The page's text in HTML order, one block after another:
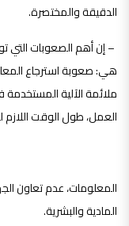
الدقيقة والمختصرة.
– إن أهم الصعوبات التي
هي: صعوبة استرجاع
ملائمة الآلية
العمل، طول الوقت
المعلومات، عدم تعاون
المادية والبشرية.